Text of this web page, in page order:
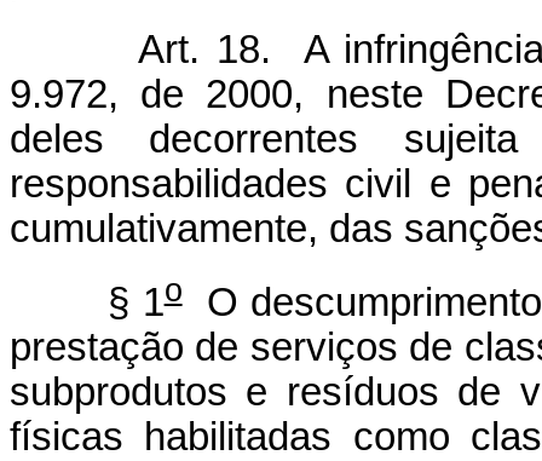
Art. 18. A infringência
9.972, de 2000, neste
deles decorrentes
responsabilidades civil e
cumulativamente, das
§ 1oO
prestação de serviços de
subprodutos e resíduos de
físicas habilitadas como